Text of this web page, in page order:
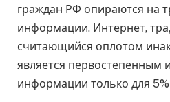
граждан РФ опираются на
информации. Интернет,
считающийся оплотом
является первостепенным
информации только для